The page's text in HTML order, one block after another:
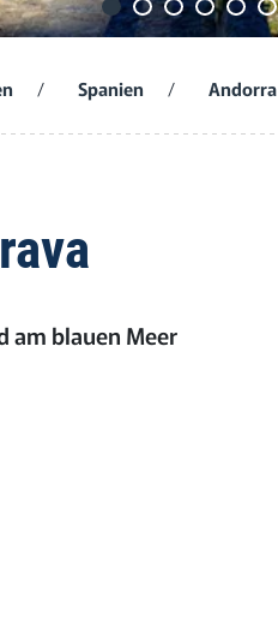
/ Spanien / Andorra
am blauen Meer